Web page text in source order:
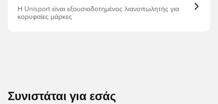
Η Unisport είναι εξουσιοδοτημένος λιανοπωλητής για
κορυφαίες μάρκες
Συνιστάται για εσάς